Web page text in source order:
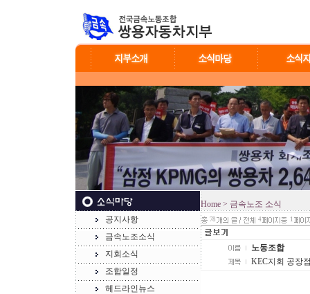
공지사항
금속노조소식
지회소식
조합일정
헤드라인뉴스
Home > 금속노조 소식
78 4 1
노동조합
KEC지회 공장